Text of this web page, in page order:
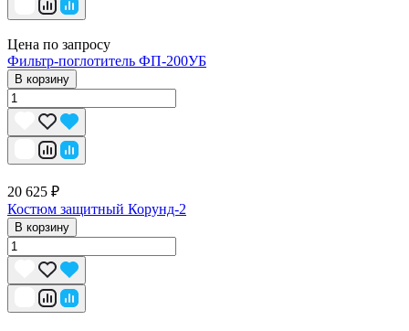
Цена по запросу
Фильтр-поглотитель ФП-200УБ
В корзину
20 625 ₽
Костюм защитный Корунд-2
В корзину